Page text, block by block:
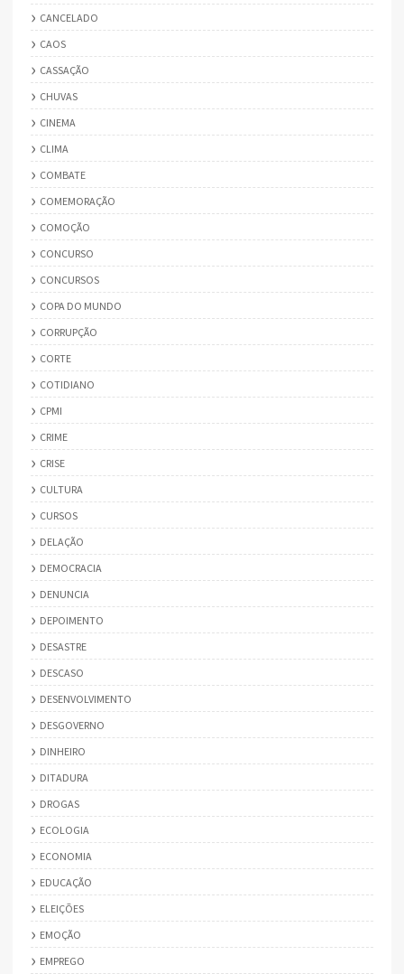
CANCELADO
CAOS
CASSAÇÃO
CHUVAS
CINEMA
CLIMA
COMBATE
COMEMORAÇÃO
COMOÇÃO
CONCURSO
CONCURSOS
COPA DO MUNDO
CORRUPÇÃO
CORTE
COTIDIANO
CPMI
CRIME
CRISE
CULTURA
CURSOS
DELAÇÃO
DEMOCRACIA
DENUNCIA
DEPOIMENTO
DESASTRE
DESCASO
DESENVOLVIMENTO
DESGOVERNO
DINHEIRO
DITADURA
DROGAS
ECOLOGIA
ECONOMIA
EDUCAÇÃO
ELEIÇÕES
EMOÇÃO
EMPREGO